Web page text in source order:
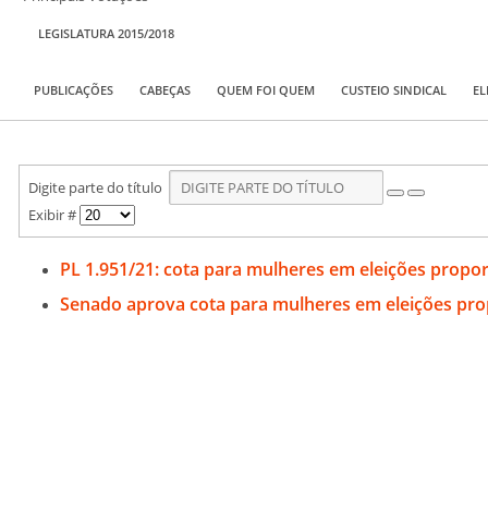
LEGISLATURA 2015/2018
PUBLICAÇÕES CABEÇAS QUEM FOI QUEM CUSTEIO SINDICAL
Digite parte do título
Exibir #
PL 1.951/21: cota para mulheres em eleições
Senado aprova cota para mulheres em eleições